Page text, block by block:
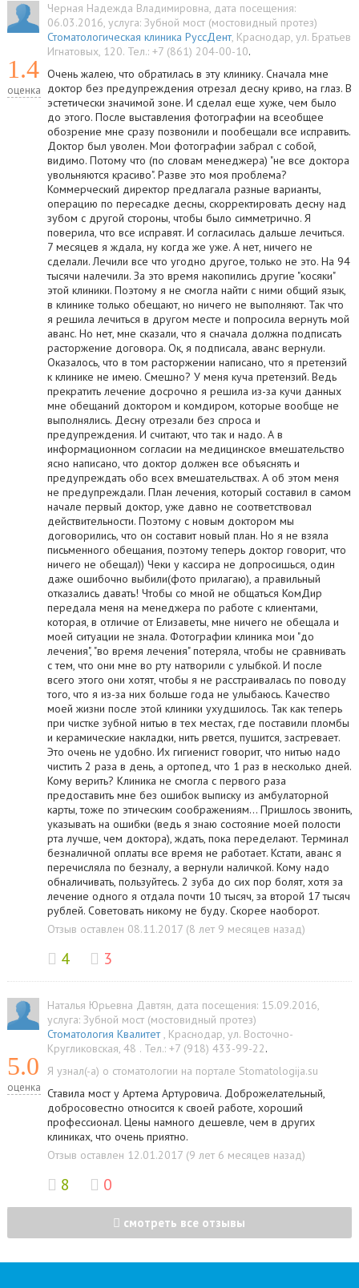
1.4
оценка
Черная Надежда Владимировна, дата посещения:
06.03.2016, услуга: Зубной мост (мостовидный протез)
Стоматологическая клиника РуссДент, Краснодар, ул. Братьев
Игнатовых, 120. Тел.: +7 (861) 204-00-10.
Очень жалею, что обратилась в эту клинику. Сначала мне
доктор без предупреждения отрезал десну криво, на глаз. В
эстетически значимой зоне. И сделал еще хуже, чем было
до этого. После выставления фотографии на всеобщее
обозрение мне сразу позвонили и пообещали все исправить.
Доктор был уволен. Мои фотографии забрал с собой,
видимо. Потому что (по словам менеджера) "не все доктора
увольняются красиво". Разве это моя проблема?
Коммерческий директор предлагала разные варианты,
операцию по пересадке десны, скорректировать десну над
зубом с другой стороны, чтобы было симметрично. Я
поверила, что все исправят. И согласилась дальше лечиться.
7 месяцев я ждала, ну когда же уже. А нет, ничего не
сделали. Лечили все что угодно другое, только не это. На 94
тысячи налечили. За это время накопились другие "косяки"
этой клиники. Поэтому я не смогла найти с ними общий язык,
в клинике только обещают, но ничего не выполняют. Так что
я решила лечиться в другом месте и попросила вернуть мой
аванс. Но нет, мне сказали, что я сначала должна подписать
расторжение договора. Ок, я подписала, аванс вернули.
Оказалось, что в том расторжении написано, что я претензий
к клинике не имею. Смешно? У меня куча претензий. Ведь
прекратить лечение досрочно я решила из-за кучи данных
мне обещаний доктором и комдиром, которые вообще не
выполнялись. Десну отрезали без спроса и
предупреждения. И считают, что так и надо. А в
информационном согласии на медицинское вмешательство
ясно написано, что доктор должен все объяснять и
предупреждать обо всех вмешательствах. А об этом меня
не предупреждали. План лечения, который составил в самом
начале первый доктор, уже давно не соответствовал
действительности. Поэтому с новым доктором мы
договорились, что он составит новый план. Но я не взяла
письменного обещания, поэтому теперь доктор говорит, что
ничего не обещал)) Чеки у кассира не допросишься, один
даже ошибочно выбили(фото прилагаю), а правильный
отказались давать! Чтобы со мной не общаться КомДир
передала меня на менеджера по работе с клиентами,
которая, в отличие от Елизаветы, мне ничего не обещала и
моей ситуации не знала. Фотографии клиника мои "до
лечения", "во время лечения" потеряла, чтобы не сравнивать
с тем, что они мне во рту натворили с улыбкой. И после
всего этого они хотят, чтобы я не расстраивалась по поводу
того, что я из-за них больше года не улыбаюсь. Качество
моей жизни после этой клиники ухудшилось. Так как теперь
при чистке зубной нитью в тех местах, где поставили пломбы
и керамические накладки, нить рвется, пушится, застревает.
Это очень не удобно. Их гигиенист говорит, что нитью надо
чистить 2 раза в день, а ортопед, что 1 раз в несколько дней.
Кому верить? Клиника не смогла с первого раза
предоставить мне без ошибок выписку из амбулаторной
карты, тоже по этическим соображениям... Пришлось звонить,
указывать на ошибки (ведь я знаю состояние моей полости
рта лучше, чем доктора), ждать, пока переделают. Терминал
безналичной оплаты все время не работает. Кстати, аванс я
перечисляла по безналу, а вернули наличкой. Кому надо
обналичивать, пользуйтесь. 2 зуба до сих пор болят, хотя за
лечение одного я отдала почти 10 тысяч, за второй 17 тысяч
рублей. Советовать никому не буду. Скорее наоборот.
Отзыв оставлен 08.11.2017 (8 лет 9 месяцев назад)
4 3
5.0
оценка
Наталья Юрьевна Давтян, дата посещения: 15.09.2016,
услуга: Зубной мост (мостовидный протез)
Стоматология Квалитет, Краснодар, ул. Восточно-
Кругликовская, 48 . Тел.: +7 (918) 433-99-22.
Я узнал(-а) о стоматологии на портале Stomatologija.su
Ставила мост у Артема Артуровича. Доброжелательный,
добросовестно относится к своей работе, хороший
профессионал. Цены намного дешевле, чем в других
клиниках, что очень приятно.
Отзыв оставлен 12.01.2017 (9 лет 6 месяцев назад)
8 0
смотреть все отзывы